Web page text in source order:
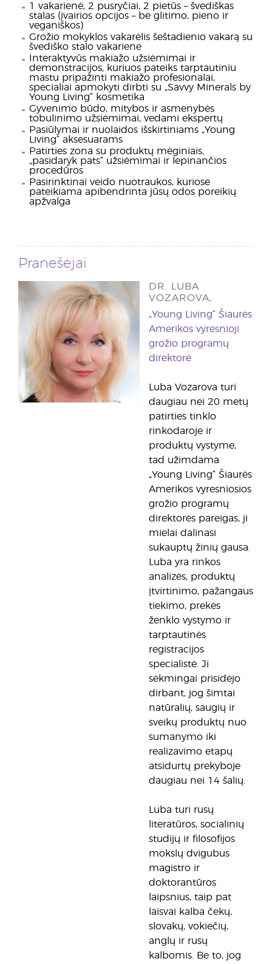
1 vakarienė, 2 pusryčiai, 2 pietūs – švediškas
stalas (įvairios opcijos – be glitimo, pieno ir
veganiškos)
Grožio mokyklos vakarėlis šeštadienio vakarą su
švediško stalo vakariene
Interaktyvūs makiažo užsiėmimai ir
demonstracijos, kuriuos pateiks tarptautiniu
mastu pripažinti makiažo profesionalai,
specialiai apmokyti dirbti su „Savvy Minerals by
Young Living“ kosmetika
Gyvenimo būdo, mitybos ir asmenybės
tobulinimo užsiėmimai, vedami ekspertų
Pasiūlymai ir nuolaidos išskirtiniams „Young
Living“ aksesuarams
Patirties zona su produktų mėginiais,
„pasidaryk pats“ užsiėmimai ir lepinančios
procedūros
Pasirinktinai veido nuotraukos, kuriose
pateikiama apibendrinta jūsų odos poreikių
apžvalga
Pranešėjai
DR. LUBA
VOZAROVA,
„Young Living“ Šiaurės
Amerikos vyresnioji
grožio programų
direktorė
Luba Vozarova turi
daugiau nei 20 metų
patirties tinklo
rinkodaroje ir
produktų vystyme,
tad užimdama
„Young Living“ Šiaurės
Amerikos vyresniosios
grožio programų
direktorės pareigas, ji
mielai dalinasi
sukauptų žinių gausa.
Luba yra rinkos
analizės, produktų
įtvirtinimo, pažangaus
tiekimo, prekės
ženklo vystymo ir
tarptautinės
registracijos
specialistė. Ji
sėkmingai prisidėjo
dirbant, jog šimtai
natūralių, saugių ir
sveikų produktų nuo
sumanymo iki
realizavimo etapų
atsidurtų prekyboje
daugiau nei 14 šalių.
Luba turi rusų
literatūros, socialinių
studijų ir filosofijos
mokslų dvigubus
magistro ir
doktorantūros
laipsnius, taip pat
laisvai kalba čekų,
slovakų, vokiečių,
anglų ir rusų
kalbomis. Be to, jog